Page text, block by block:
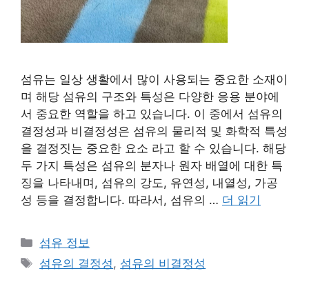
섬유는 일상 생활에서 많이 사용되는 중요한 소재이
며 해당 섬유의 구조와 특성은 다양한 응용 분야에
서 중요한 역할을 하고 있습니다. 이 중에서 섬유의
결정성과 비결정성은 섬유의 물리적 및 화학적 특성
을 결정짓는 중요한 요소 라고 할 수 있습니다. 해당
두 가지 특성은 섬유의 분자나 원자 배열에 대한 특
징을 나타내며, 섬유의 강도, 유연성, 내열성, 가공
성 등을 결정합니다. 따라서, 섬유의 … 더 읽기
카
테
고
섬유 정보
태
섬유의 결정성 , 섬유의 비결정성